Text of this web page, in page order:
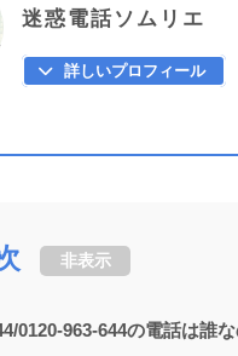
迷惑電話ソムリエ
詳しいプロフィール
非表示
0120-963-644の電話は誰な